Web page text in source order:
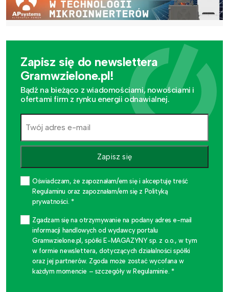
Zapisz się do newslettera
Gramwzielone.pl!
Bądź na bieżąco z wiadomościami, nowościami i
ofertami firm z rynku energii odnawialnej.
Zapisz się
Oświadczam, że zapoznałam/em się i akceptuję treść
Regulaminu oraz zapoznałam/em się z Polityką
prywatności. *
Zgadzam się na otrzymywanie na podany adres e-mail
informacji handlowych od wydawcy portalu
Gramwzielone.pl, spółki E-MAGAZYNY sp. z o.o., w tym
w formie newslettera, dotyczących działalności spółki
oraz jej partnerów. Zgoda może zostać wycofana w
każdym momencie – szczegóły w Regulaminie. *